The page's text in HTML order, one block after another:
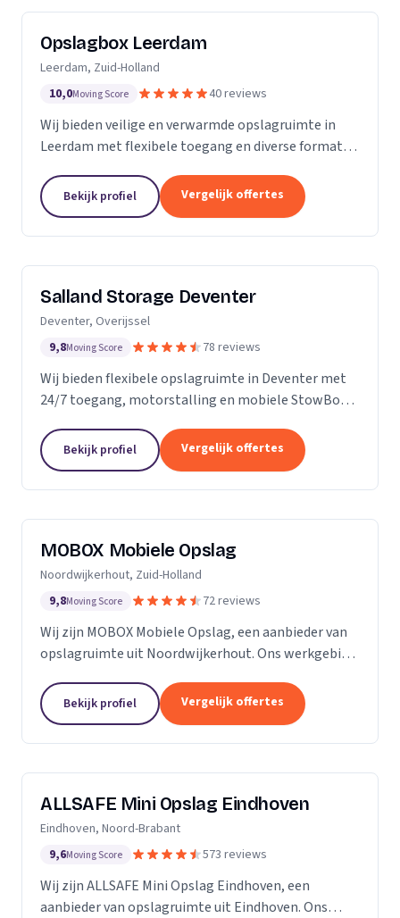
Opslagbox Leerdam
Leerdam, Zuid-Holland
10,0Moving Score 40 reviews
Wij bieden veilige en verwarmde opslagruimte in
Leerdam met flexibele toegang en diverse formaten
Bekijk profiel Vergelijk offertes
Salland Storage Deventer
Deventer, Overijssel
9,8Moving Score 78 reviews
Wij bieden flexibele opslagruimte in Deventer met
24/7 toegang, motorstalling en mobiele StowBox
Bekijk profiel Vergelijk offertes
MOBOX Mobiele Opslag
Noordwijkerhout, Zuid-Holland
9,8Moving Score 72 reviews
Wij zijn MOBOX Mobiele Opslag, een aanbieder van
opslagruimte uit Noordwijkerhout. Ons werkgebied
Bekijk profiel Vergelijk offertes
ALLSAFE Mini Opslag Eindhoven
Eindhoven, Noord-Brabant
9,6Moving Score 573 reviews
Wij zijn ALLSAFE Mini Opslag Eindhoven, een
aanbieder van opslagruimte uit Eindhoven. Ons